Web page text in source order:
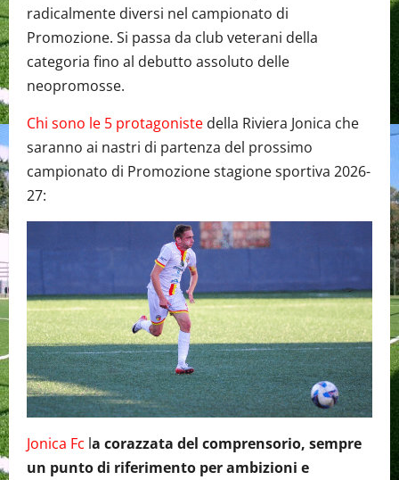
radicalmente diversi nel campionato di
Promozione. Si passa da club veterani della
categoria fino al debutto assoluto delle
neopromosse.
Chi sono le 5 protagoniste della Riviera Jonica che
saranno ai nastri di partenza del prossimo
campionato di Promozione stagione sportiva 2026-
27:
Jonica Fc la corazzata del comprensorio, sempre
un punto di riferimento per ambizioni e